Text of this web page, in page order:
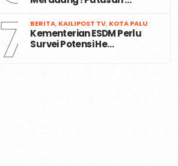
7 BERITA, KAILIPOST TV, KOTA PALU
Kementerian ESDM Perlu
Survei Potensi He…